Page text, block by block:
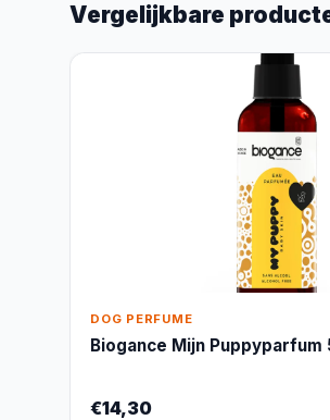
Vergelijkbare
DOG PERFUME
Biogance Mijn Puppyparfum
€14,30